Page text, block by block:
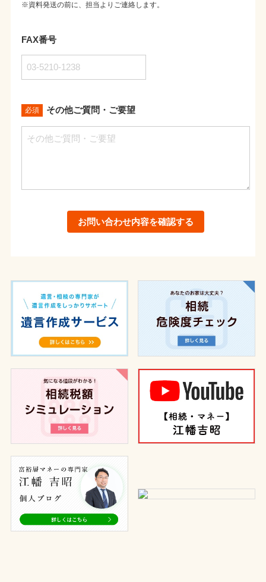
※資料発送の前に、担当よりご連絡します。
FAX番号
必須 その他ご質問・ご要望